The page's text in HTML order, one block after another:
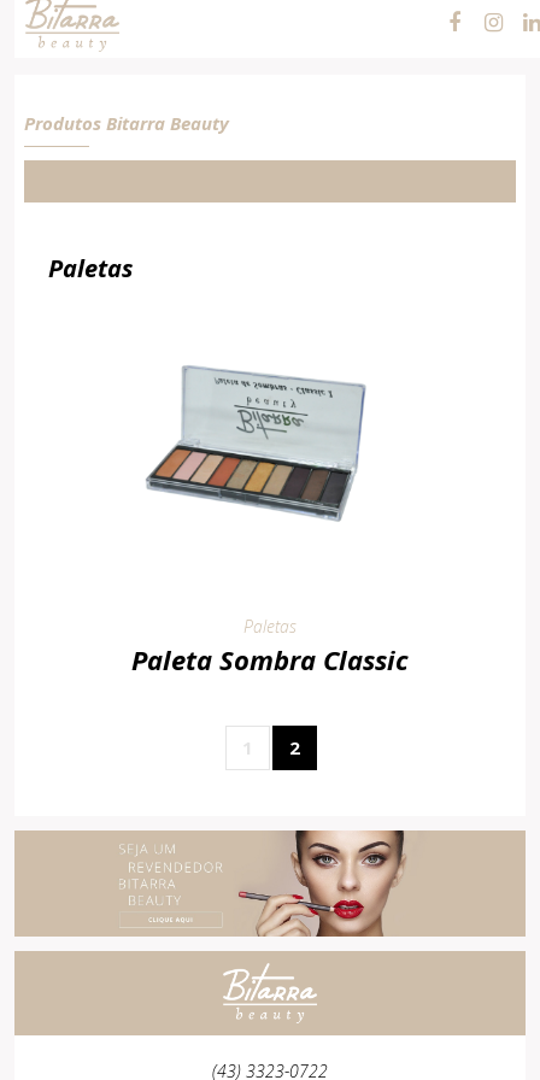
Cosméticos e
Maquiagens
Produtos Bitarra Beauty
Paletas
Paletas
Paleta Sombra Classic
1 2
(43) 3323-0722